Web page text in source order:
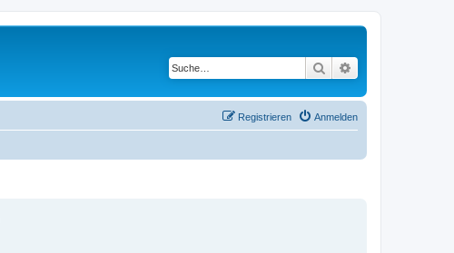
Suche
Anmelden
Registrieren